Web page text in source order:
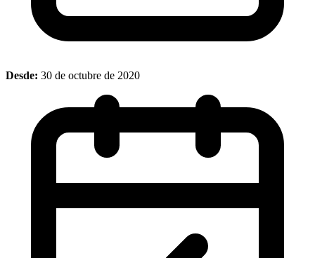
Desde: 30 de octubre de 2020